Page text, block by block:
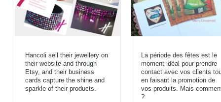
Hancoli sell their jewellery on
their website and through
Etsy, and their business
cards capture the shine and
sparkle of their products.
La période des fêtes est le
moment idéal pour prendre
contact avec vos clients
en faisant la promotion de
vos produits. Mais
?